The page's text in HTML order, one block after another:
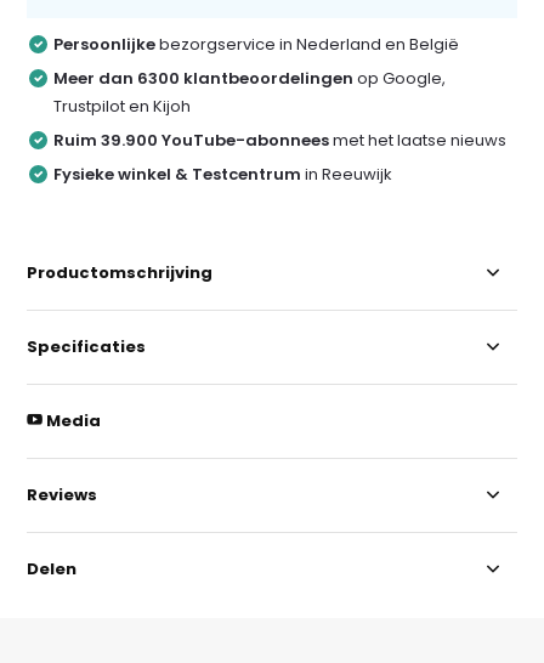
Persoonlijkebezorgservice in Nederland en België
Meer dan 6300 klantbeoordelingenop Google,
Trustpilot en Kijoh
Ruim 39.900 YouTube-abonneesmet het laatse nieuws
Fysieke winkel & Testcentrum in Reeuwijk
Productomschrijving
Specificaties
Media
Reviews
Delen